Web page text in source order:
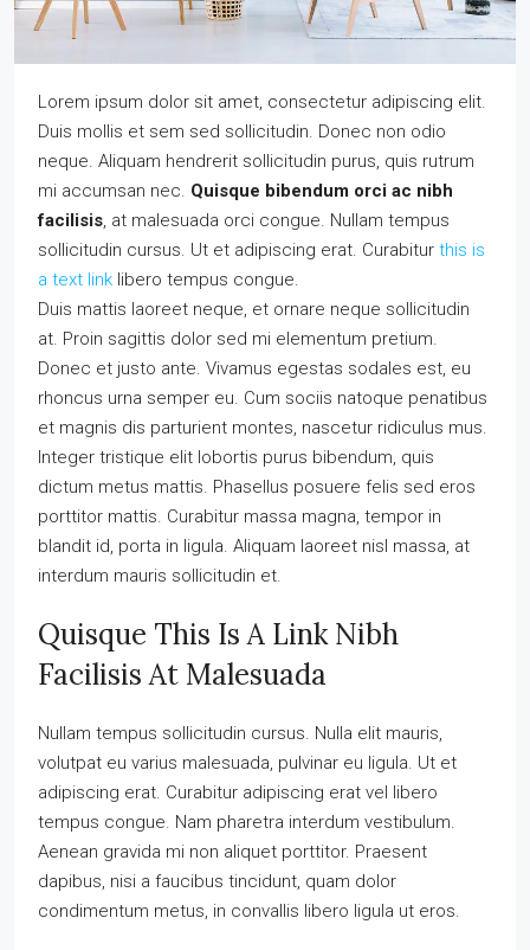
Lorem ipsum dolor sit amet, consectetur adipiscing elit.
Duis mollis et sem sed sollicitudin. Donec non odio
neque. Aliquam hendrerit sollicitudin purus, quis rutrum
mi accumsan nec. Quisque bibendum orci ac nibh
facilisis, at malesuada orci congue. Nullam tempus
sollicitudin cursus. Ut et adipiscing erat. Curabitur this is
a text link libero tempus congue.
Duis mattis laoreet neque, et ornare neque sollicitudin
at. Proin sagittis dolor sed mi elementum pretium.
Donec et justo ante. Vivamus egestas sodales est, eu
rhoncus urna semper eu. Cum sociis natoque penatibus
et magnis dis parturient montes, nascetur ridiculus mus.
Integer tristique elit lobortis purus bibendum, quis
dictum metus mattis. Phasellus posuere felis sed eros
porttitor mattis. Curabitur massa magna, tempor in
blandit id, porta in ligula. Aliquam laoreet nisl massa, at
interdum mauris sollicitudin et.
Quisque This Is A Link Nibh
Facilisis At Malesuada
Nullam tempus sollicitudin cursus. Nulla elit mauris,
volutpat eu varius malesuada, pulvinar eu ligula. Ut et
adipiscing erat. Curabitur adipiscing erat vel libero
tempus congue. Nam pharetra interdum vestibulum.
Aenean gravida mi non aliquet porttitor. Praesent
dapibus, nisi a faucibus tincidunt, quam dolor
condimentum metus, in convallis libero ligula ut eros.